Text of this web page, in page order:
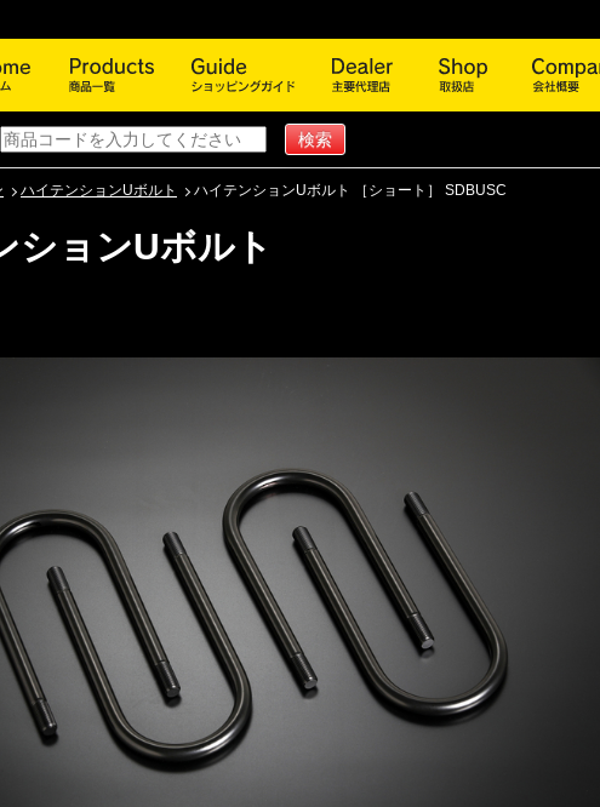
ハイテンションUボルト ハイテンションUボルト ［ショート］ SDBUSC
ションUボルト